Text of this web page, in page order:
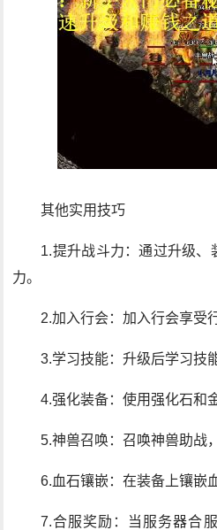
其他实用技巧
1.提升战斗力：通过升级、
力。
2.加入行会：加入行会享受
3.学习技能：升级后学习技
4.强化装备：使用强化石和
5.神兽召唤：召唤神兽助战
6.血石镶嵌：在装备上镶嵌
7.合服奖励：当服务器合